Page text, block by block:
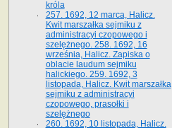
króla
257. 1692, 12 marca, Halicz.
Kwit marszałka sejmiku z
administracyi czopowego i
szelężnego. 258. 1692, 16
września, Halicz. Zapiska o
oblacie laudum sejmiku
halickiego. 259. 1692, 3
listopada, Halicz. Kwit marszałka
sejmiku z administracyi
czopowego, prasołki i
szelężnego
260. 1692, 10 listopada, Halicz.